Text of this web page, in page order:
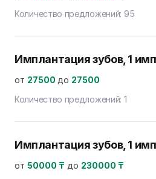
Количество предложений: 95
Имплантация зубов, 1
от 27500 до 27500
Количество предложений: 1
Имплантация зубов, 1
от 50000 ₸ до 230000 ₸